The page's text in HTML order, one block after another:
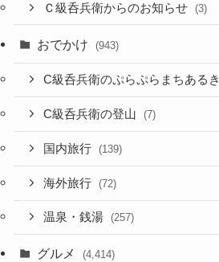
Ｃ級呑兵衛からのお知らせ (3)
おでかけ (943)
C級呑兵衛のぷらぷらまちあるき
C級呑兵衛の登山 (7)
国内旅行 (139)
海外旅行 (72)
温泉・銭湯 (257)
グルメ (4,414)